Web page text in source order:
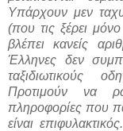
Υπάρχουν μεν
(που τις ξέρει
βλέπει κανείς
Έλληνες δεν
ταξιδιωτικούς
Προτιμούν να
πληροφορίες που
είναι